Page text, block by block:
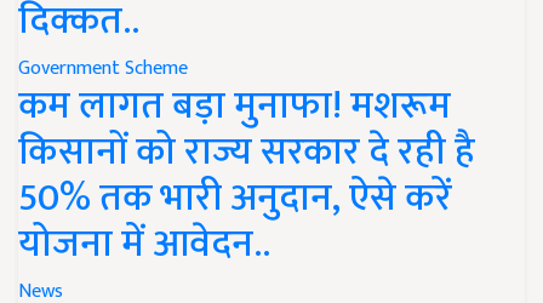
दिक्कत..
Government Scheme
कम लागत बड़ा मुनाफा! मशरूम
किसानों को राज्य सरकार दे रही है
50% तक भारी अनुदान, ऐसे करें
योजना में आवेदन..
News